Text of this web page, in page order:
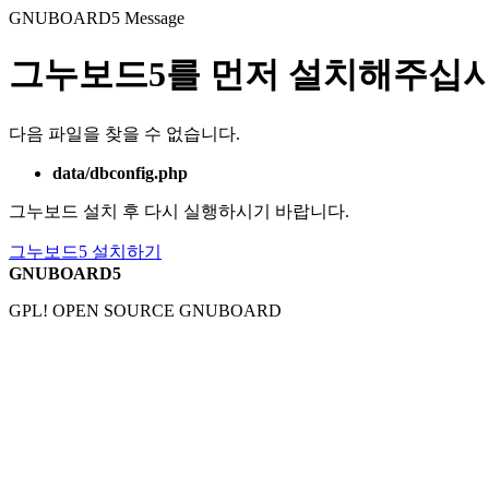
GNUBOARD5 Message
그누보드5를 먼저 설치해주십
다음 파일을 찾을 수 없습니다.
data/dbconfig.php
그누보드 설치 후 다시 실행하시기 바랍니다.
그누보드5 설치하기
GNUBOARD5
GPL! OPEN SOURCE GNUBOARD